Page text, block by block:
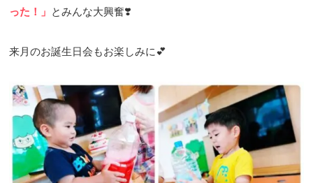
った！」 とみんな大興奮❣️
来月のお誕生日会もお楽しみに💕